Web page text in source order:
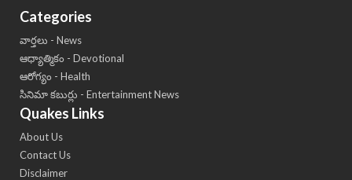
Categories
వార్తలు - News
ఆధ్యాత్మికం - Devotional
ఆరోగ్యం - Health
సినిమా కబుర్లు - Entertainment News
Quakes Links
About Us
Contact Us
Disclaimer